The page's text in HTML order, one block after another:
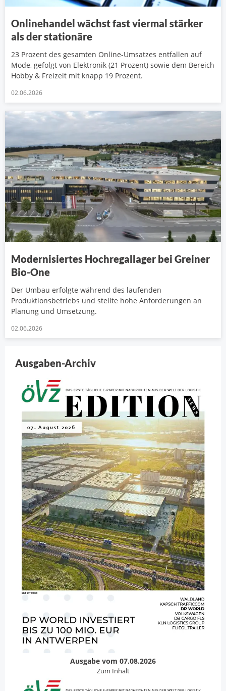
Onlinehandel wächst fast viermal stärker
als der stationäre
23 Prozent des gesamten Online-Umsatzes entfallen auf
Mode, gefolgt von Elektronik (21 Prozent) sowie dem Bereich
Hobby & Freizeit mit knapp 19 Prozent.
02.06.2026
Modernisiertes Hochregallager bei Greiner
Bio-One
Der Umbau erfolgte während des laufenden
Produktionsbetriebs und stellte hohe Anforderungen an
Planung und Umsetzung.
02.06.2026
Ausgaben-Archiv
Ausgabe vom 07.08.2026
Zum Inhalt